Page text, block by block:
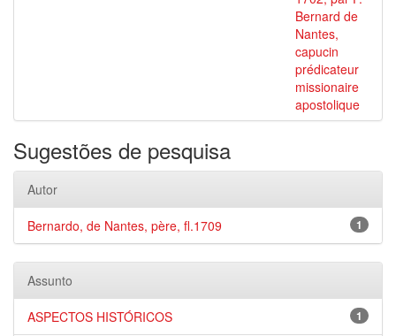
Bernard de
Nantes,
capucin
prédicateur
missionaire
apostolique
Sugestões de pesquisa
Autor
1
Bernardo, de Nantes, père, fl.1709
Assunto
1
ASPECTOS HISTÓRICOS